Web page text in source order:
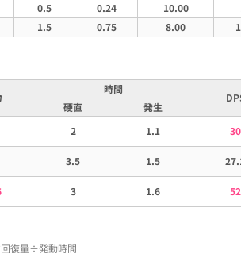
0.5 0.24 10.00
1.5 0.75 8.00
時間
硬直
発生
2 1.1
30
3.5 1.5
3 1.6 52
復量÷発動時間